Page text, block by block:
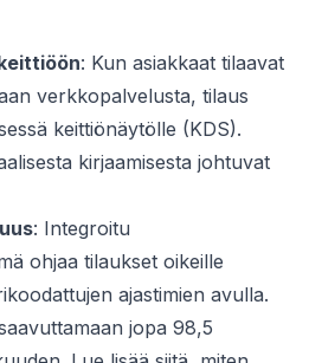
: Kun asiakkaat tilaavat
verkkopalvelusta, tilaus
keittiönäytölle (KDS).
kirjaamisesta johtuvat
: Integroitu
ohjaa tilaukset oikeille
ajastimien avulla.
jopa 98,5